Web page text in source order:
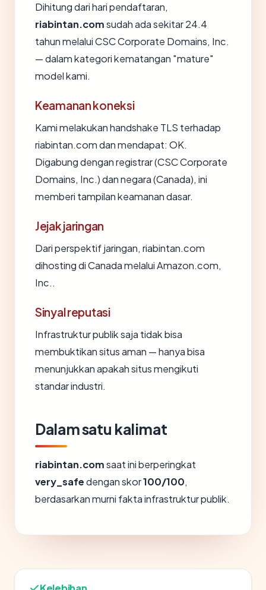
Dihitung dari hari pendaftaran,
riabintan.comsudah ada sekitar 24.4
tahun melalui CSC Corporate Domains, Inc.
— dalam kategori kematangan "mature"
model kami.
Keamanan koneksi
Kami melakukan handshake TLS terhadap
riabintan.com dan mendapat: OK.
Digabung dengan registrar (CSC Corporate
Domains, Inc.) dan negara (Canada), ini
memberi tampilan keamanan dasar.
Jejak jaringan
Dari perspektif jaringan, riabintan.com
dihosting di Canada melalui Amazon.com,
Inc..
Sinyal reputasi
Infrastruktur publik saja tidak bisa
membuktikan situs aman — hanya bisa
menunjukkan apakah situs mengikuti
standar industri.
Dalam satu kalimat
riabintan.comsaat ini berperingkat
very_safedengan skor100/100,
berdasarkan murni fakta infrastruktur publik.